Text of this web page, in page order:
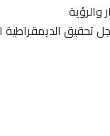
والرؤية
تحقيق الديمقراطية